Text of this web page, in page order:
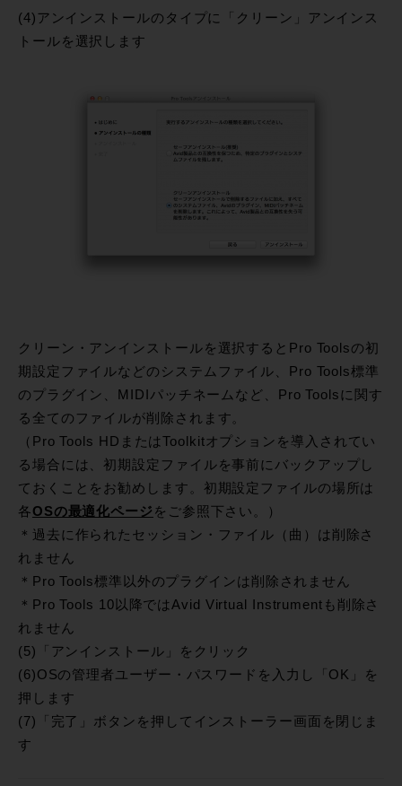
(4)アンインストールのタイプに「クリーン」アンインス
トールを選択します
クリーン・アンインストールを選択するとPro Toolsの初
期設定ファイルなどのシステムファイル、Pro Tools標準
のプラグイン、MIDIパッチネームなど、Pro Toolsに関す
る全てのファイルが削除されます。
（Pro Tools HDまたはToolkitオプションを導入されてい
る場合には、初期設定ファイルを事前にバックアップし
ておくことをお勧めします。初期設定ファイルの場所は
各OSの最適化ページ をご参照下さい。）
＊過去に作られたセッション・ファイル（曲）は削除さ
れません
＊Pro Tools標準以外のプラグインは削除されません
＊Pro Tools 10以降ではAvid Virtual Instrumentも削除さ
れません
(5)「アンインストール」をクリック
(6)OSの管理者ユーザー・パスワードを入力し「OK」を
押します
(7)「完了」ボタンを押してインストーラー画面を閉じま
す